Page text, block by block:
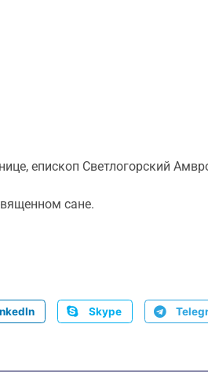
епископ Светлогорский
сане.
Skype